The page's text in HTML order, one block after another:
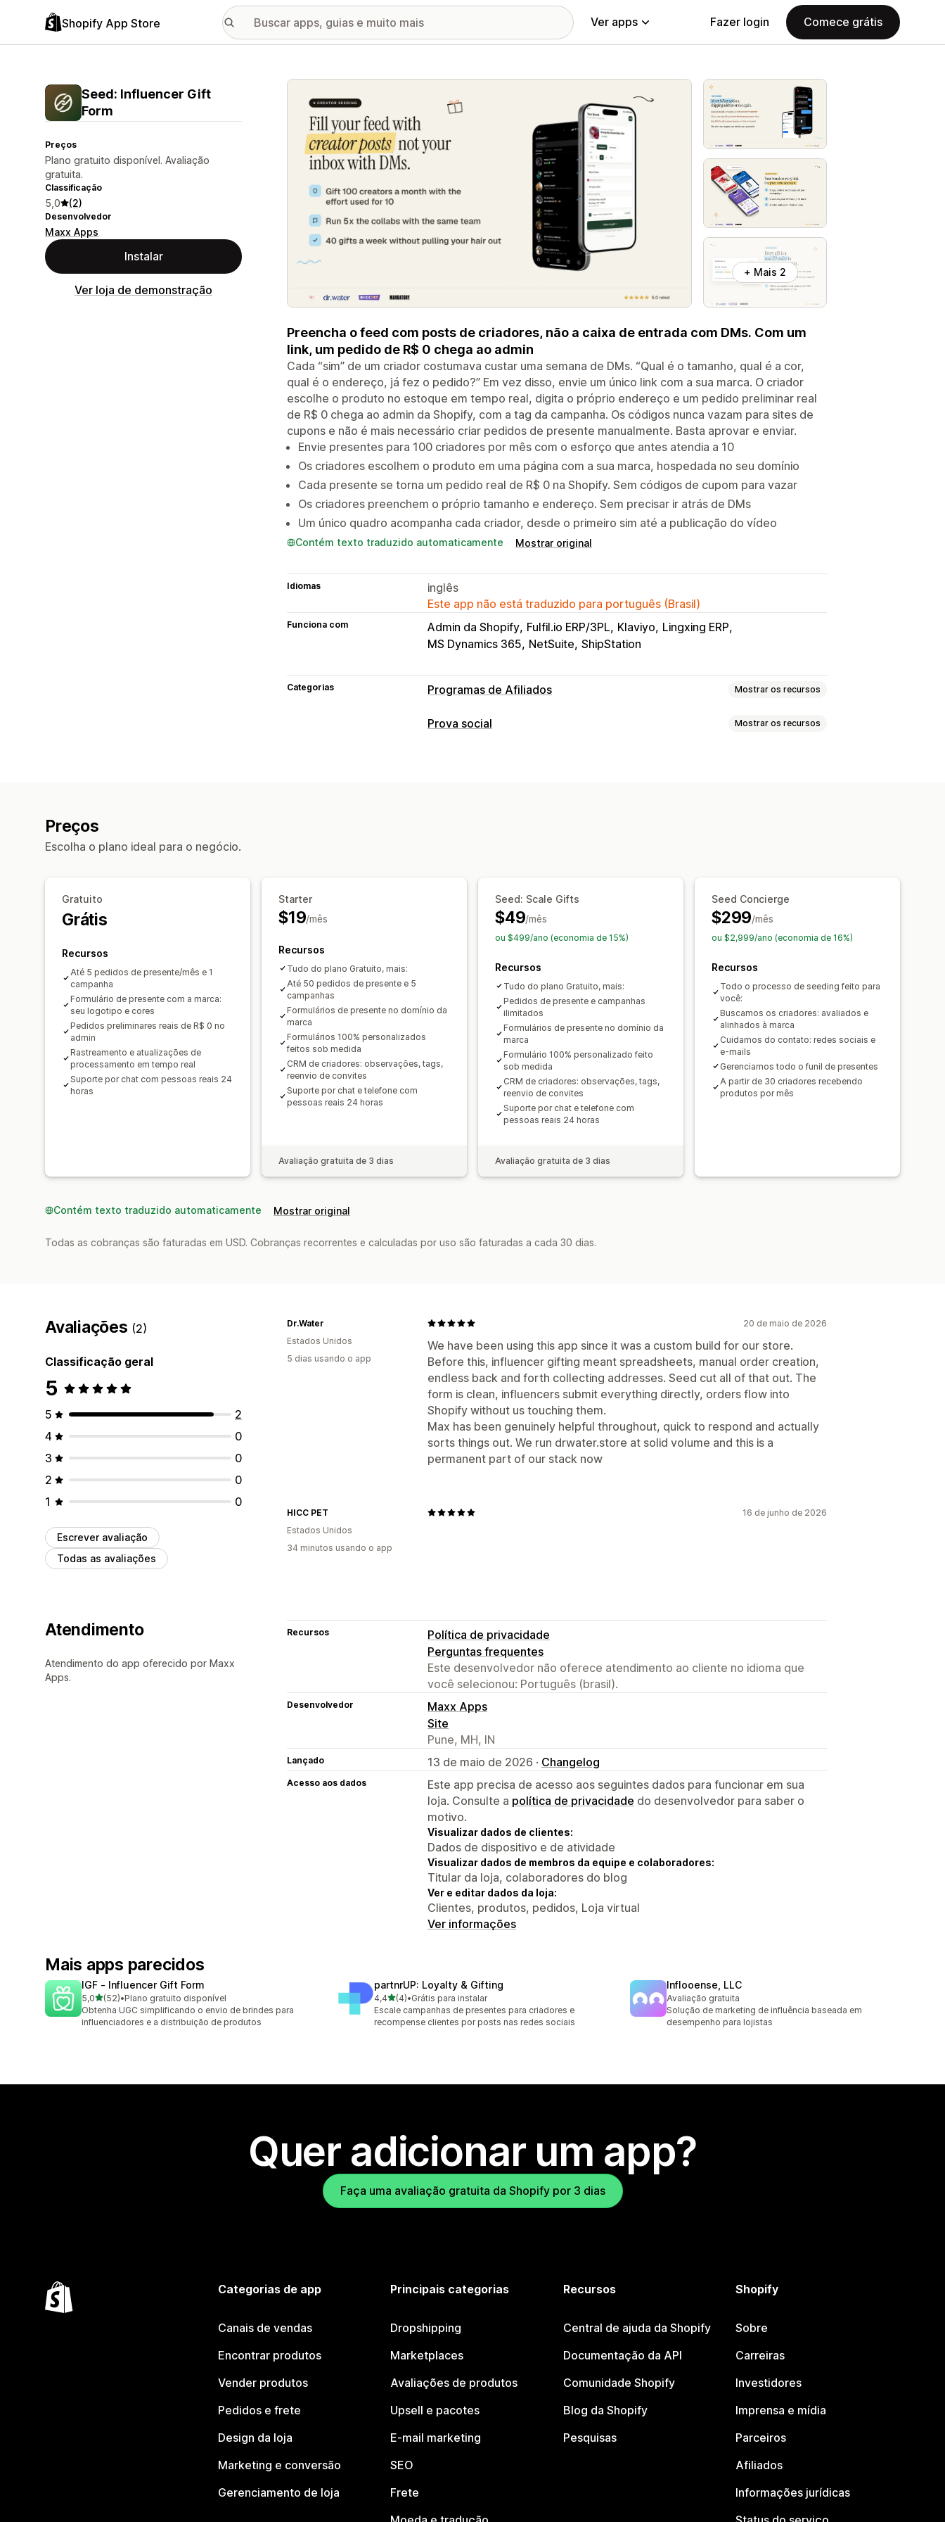
Shopify App Store Ver apps Fazer login Comece grátis
Seed: Influencer Gift
Form
Preços
Plano gratuito disponível. Avaliação
gratuita.
Classificação
5,0 (2)
Desenvolvedor
Maxx Apps
Instalar
Ver loja de demonstração
Galeria de imagens em destaque
+ Mais 2
Preencha o feed com posts de criadores, não a caixa de entrada com DMs. Com um
link, um pedido de R$ 0 chega ao admin
Cada “sim” de um criador costumava custar uma semana de DMs. “Qual é o tamanho, qual é a cor,
qual é o endereço, já fez o pedido?” Em vez disso, envie um único link com a sua marca. O criador
escolhe o produto no estoque em tempo real, digita o próprio endereço e um pedido preliminar real
de R$ 0 chega ao admin da Shopify, com a tag da campanha. Os códigos nunca vazam para sites de
cupons e não é mais necessário criar pedidos de presente manualmente. Basta aprovar e enviar.
Envie presentes para 100 criadores por mês com o esforço que antes atendia a 10
Os criadores escolhem o produto em uma página com a sua marca, hospedada no seu domínio
Cada presente se torna um pedido real de R$ 0 na Shopify. Sem códigos de cupom para vazar
Os criadores preenchem o próprio tamanho e endereço. Sem precisar ir atrás de DMs
Um único quadro acompanha cada criador, desde o primeiro sim até a publicação do vídeo
Contém texto traduzido automaticamente Mostrar original
Idiomas
inglês
Este app não está traduzido para português (Brasil)
Funciona com Admin da Shopify Fulfil.io ERP/3PL Klaviyo Lingxing ERP
MS Dynamics 365 NetSuite ShipStation
Categorias Programas de Afiliados Mostrar os recursos
Gerenciamento de indicação
Prova social Mostrar os recursos
Preços
Escolha o plano ideal para o negócio.
Gratuito
Grátis
Recursos
Até 5 pedidos de presente/mês e 1
campanha
Formulário de presente com a marca:
seu logotipo e cores
Pedidos preliminares reais de R$ 0 no
admin
Rastreamento e atualizações de
processamento em tempo real
Suporte por chat com pessoas reais 24
horas
Starter
$19/mês
Recursos
Tudo do plano Gratuito, mais:
Até 50 pedidos de presente e 5
campanhas
Formulários de presente no domínio da
marca
Formulários 100% personalizados
feitos sob medida
CRM de criadores: observações, tags,
reenvio de convites
Suporte por chat e telefone com
pessoas reais 24 horas
Avaliação gratuita de 3 dias
Seed: Scale Gifts
$49/mês
ou $499/ano (economia de 15%)
Recursos
Tudo do plano Gratuito, mais:
Pedidos de presente e campanhas
ilimitados
Formulários de presente no domínio da
marca
Formulário 100% personalizado feito
sob medida
CRM de criadores: observações, tags,
reenvio de convites
Suporte por chat e telefone com
pessoas reais 24 horas
Avaliação gratuita de 3 dias
Seed Concierge
$299/mês
ou $2,999/ano (economia de 16%)
Recursos
Todo o processo de seeding feito para
você:
Buscamos os criadores: avaliados e
alinhados à marca
Cuidamos do contato: redes sociais e
e-mails
Gerenciamos todo o funil de presentes
A partir de 30 criadores recebendo
produtos por mês
Contém texto traduzido automaticamente Mostrar original
Todas as cobranças são faturadas em USD. Cobranças recorrentes e calculadas por uso são faturadas a cada 30 dias.
Avaliações (2)
Classificação geral
5
5
2
4
0
3
0
2
0
1
0
Escrever avaliação
Todas as avaliações
20 de maio de 2026
We have been using this app since it was a custom build for our store.
Before this, influencer gifting meant spreadsheets, manual order creation,
endless back and forth collecting addresses. Seed cut all of that out. The
form is clean, influencers submit everything directly, orders flow into
Shopify without us touching them.
Max has been genuinely helpful throughout, quick to respond and actually
sorts things out. We run drwater.store at solid volume and this is a
permanent part of our stack now
Dr.Water
Estados Unidos
5 dias usando o app
16 de junho de 2026
HICC PET
Estados Unidos
34 minutos usando o app
Atendimento
Atendimento do app oferecido por Maxx
Apps.
Recursos
Política de privacidade
Perguntas frequentes
Este desenvolvedor não oferece atendimento ao cliente no idioma que
você selecionou: Português (brasil).
Desenvolvedor
Maxx Apps
Site
Pune, MH, IN
Lançado 13 de maio de 2026 · Changelog
Acesso aos dados
Este app precisa de acesso aos seguintes dados para funcionar em sua
loja. Consulte a política de privacidade do desenvolvedor para saber o
motivo.
Visualizar dados de clientes:
Dados de dispositivo e de atividade
Visualizar dados de membros da equipe e colaboradores:
Titular da loja, colaboradores do blog
Ver e editar dados da loja:
Clientes, produtos, pedidos, Loja virtual
Ver informações
Mais apps parecidos
IGF ‑ Influencer Gift Form
5,0de 5 estrelas
(52)
52 avaliações ao todo
•Plano gratuito disponível
Obtenha UGC simplificando o envio de brindes para
influenciadores e a distribuição de produtos
partnrUP: Loyalty & Gifting
4,4de 5 estrelas
(4)
4 avaliações ao todo
•Grátis para instalar
Escale campanhas de presentes para criadores e
recompense clientes por posts nas redes sociais
Inflooense, LLC
Avaliação gratuita
Solução de marketing de influência baseada em
desempenho para lojistas
Quer adicionar um app?
Faça uma avaliação gratuita da Shopify por 3 dias
Categorias de app
Canais de vendas
Encontrar produtos
Vender produtos
Pedidos e frete
Design da loja
Marketing e conversão
Gerenciamento de loja
Principais categorias
Dropshipping
Marketplaces
Avaliações de produtos
Upsell e pacotes
E-mail marketing
SEO
Frete
Recursos
Central de ajuda da Shopify
Documentação da API
Comunidade Shopify
Blog da Shopify
Pesquisas
Shopify
Sobre
Carreiras
Investidores
Imprensa e mídia
Parceiros
Afiliados
Informações jurídicas